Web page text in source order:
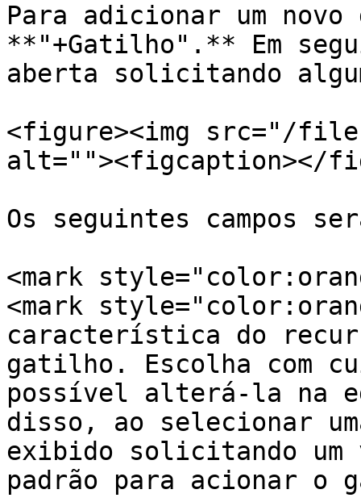
Para adicionar um
**"+Gatilho".** Em
aberta solicitando
<figure><img src="/files/
alt=""><figcaption></
Os seguintes campos
<mark
<mark
característica do
gatilho. Escolha com
possível alterá-la na
disso, ao selecionar
exibido solicitando um
padrão para acionar o